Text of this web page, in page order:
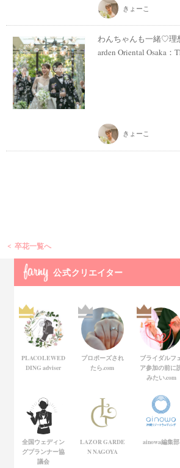
きょーこ
わんちゃんも一緒♡理
arden Oriental Osaka：
きょーこ
卒花一覧へ
公式クリエイター
PLACOLEWED
DING adviser
プロポーズされ
たら.com
ブライダルフ
ア参加の前に
みたい.com
全国ウェディン
グプランナー協
議会
LAZOR GARDE
N NAGOYA
ainowa編集部